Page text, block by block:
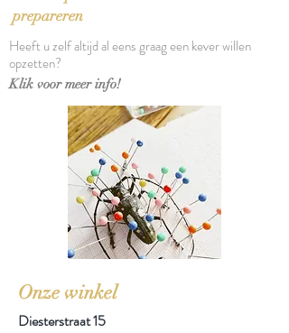
prepareren
Heeft u zelf altijd al eens graag een kever willen
opzetten?
Klik voor meer info!
Onze winkel
Diesterstraat 15